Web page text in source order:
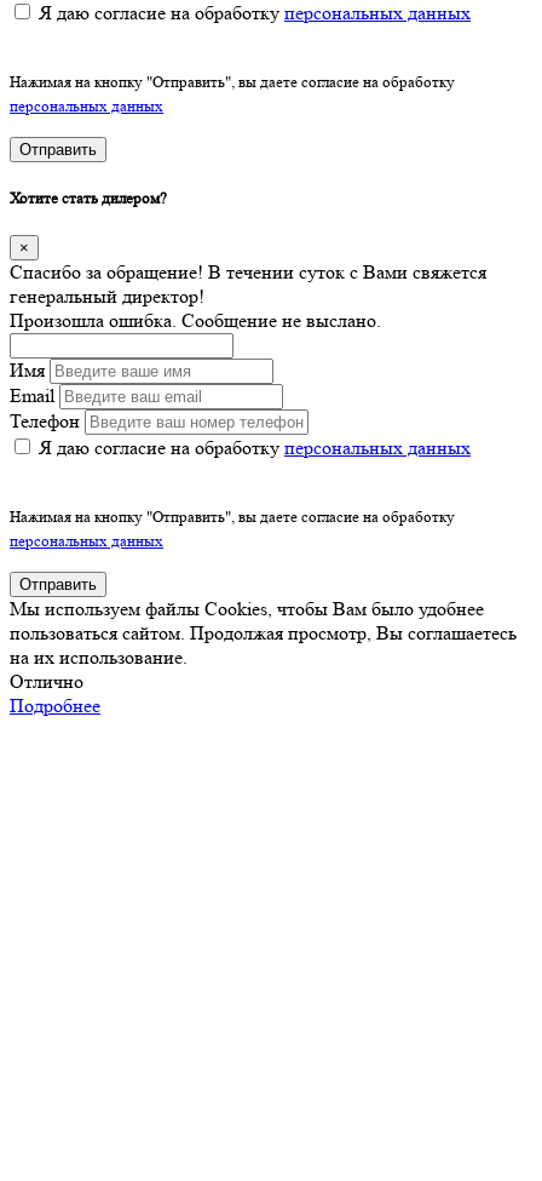
Я даю согласие на обработку персональных данных
Нажимая на кнопку "Отправить", вы даете согласие на обработку
персональных данных
Отправить
Хотите стать дилером?
×
Спасибо за обращение! В течении суток с Вами свяжется
генеральный директор!
Произошла ошибка. Сообщение не выслано.
Имя
Email
Телефон
Я даю согласие на обработку персональных данных
Нажимая на кнопку "Отправить", вы даете согласие на обработку
персональных данных
Отправить
Мы используем файлы Cookies, чтобы Вам было удобнее
пользоваться сайтом. Продолжая просмотр, Вы соглашаетесь
на их использование.
Отлично
Подробнее